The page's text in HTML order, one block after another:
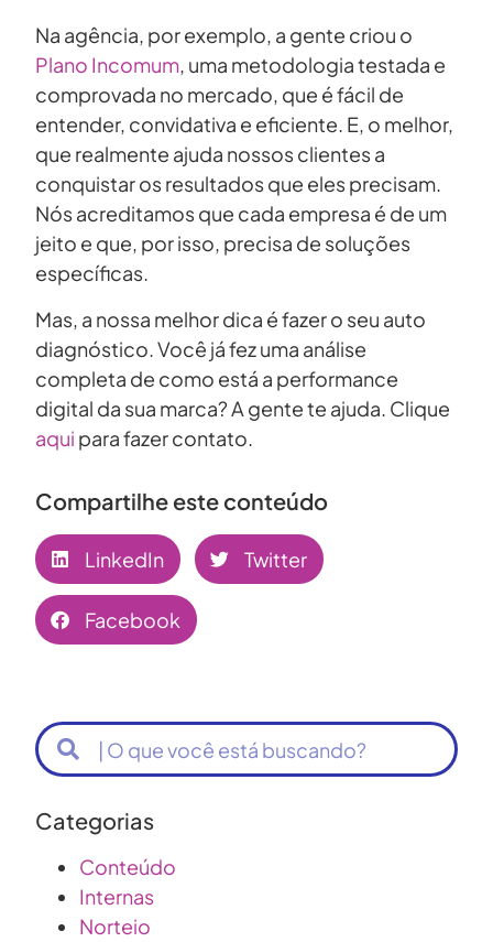
Na agência, por exemplo, a gente criou o
Plano Incomum, uma metodologia testada e
comprovada no mercado, que é fácil de
entender, convidativa e eficiente. E, o melhor,
que realmente ajuda nossos clientes a
conquistar os resultados que eles precisam.
Nós acreditamos que cada empresa é de um
jeito e que, por isso, precisa de soluções
específicas.
Mas, a nossa melhor dica é fazer o seu auto
diagnóstico. Você já fez uma análise
completa de como está a performance
digital da sua marca? A gente te ajuda. Clique
aqui para fazer contato.
Compartilhe este conteúdo
LinkedIn Twitter
Facebook
Categorias
Conteúdo
Internas
Norteio